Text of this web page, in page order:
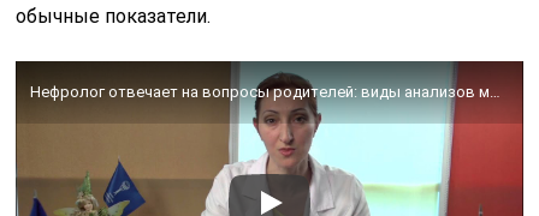
обычные показатели.
Нефролог отвечает на вопросы родителей: виды анализов мочи. Союз педиатров России.